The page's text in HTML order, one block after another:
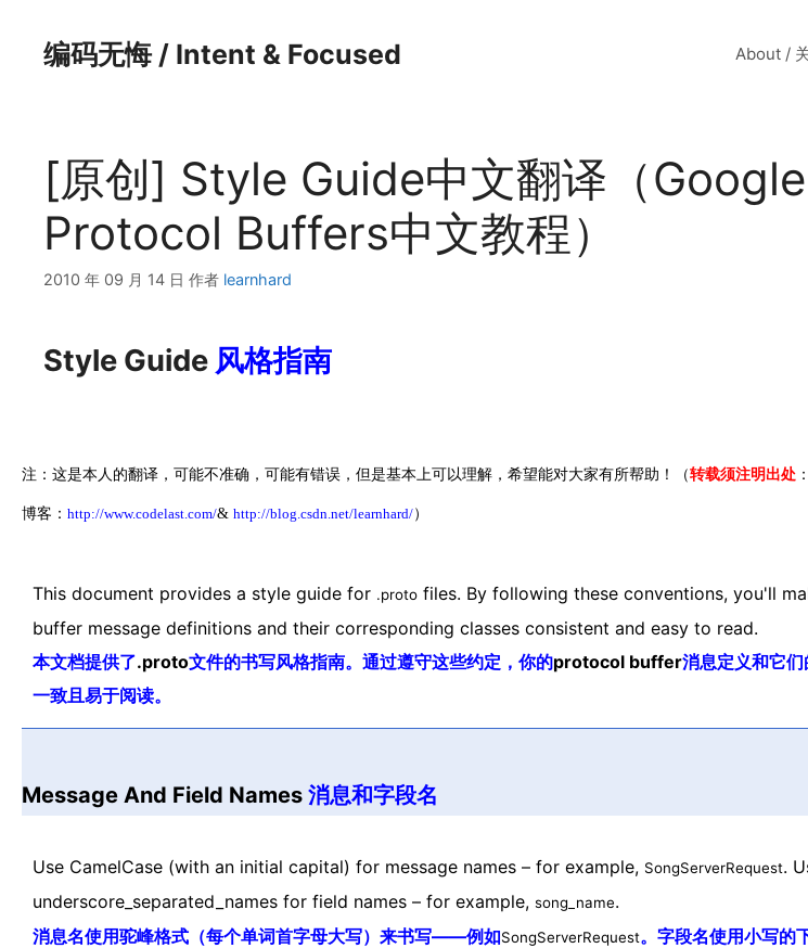
编码无悔 / Intent & Focused About /
[原创] Style Guide中文翻译（Google
Protocol Buffers中文教程）
2010 年 09 月 14 日 作者 learnhard
Style Guide 风格指南
注：这是本人的翻译，可能不准确，可能有错误，但是基本上可以理解，希望能对大家有所帮助！（转载须注明出处
博客： http://www.codelast.com/& http://blog.csdn.net/learnhard/）
This document provides a style guide for .proto files. By following these conventions, you'll
buffer message definitions and their corresponding classes consistent and easy to read.
本文档提供了.proto文件的书写风格指南。通过遵守这些约定，你的protocol buffer消息定义和它
一致且易于阅读。
Message And Field Names 消息和字段名
Use CamelCase (with an initial capital) for message names – for example, SongServerRequest.
underscore_separated_names for field names – for example, song_name.
消息名使用驼峰格式（每个单词首字母大写）来书写——例如SongServerRequest。字段名使用小写的